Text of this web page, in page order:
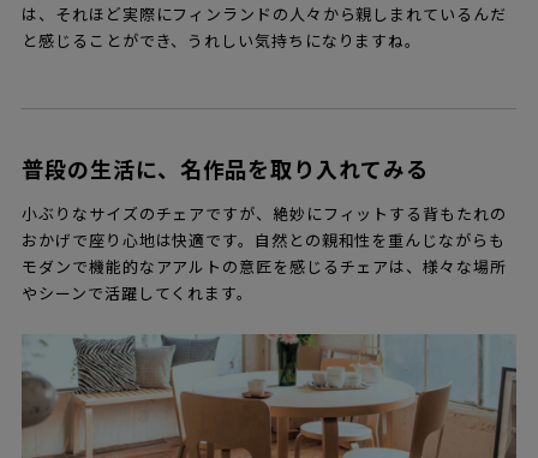
は、それほど実際にフィンランドの人々から親しまれているんだ
と感じることができ、うれしい気持ちになりますね。
普段の生活に、名作品を取り入れてみる
小ぶりなサイズのチェアですが、絶妙にフィットする背もたれの
おかげで座り心地は快適です。自然との親和性を重んじながらも
モダンで機能的なアアルトの意匠を感じるチェアは、様々な場所
やシーンで活躍してくれます。